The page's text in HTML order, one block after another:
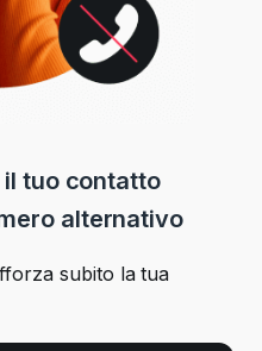
tuo contatto
alternativo
subito la tua